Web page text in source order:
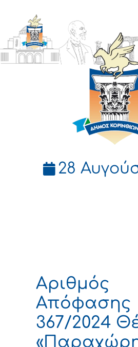
ΔΗΜΟΣ
ΚΟΡΙΝΘΙΩΝ
28
Αριθμός
Απόφασης
367/2024